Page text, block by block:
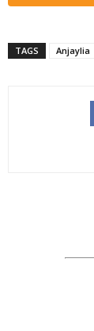
美腿，相當吸睛
唔少網民紛紛
TAGS Anjaylia